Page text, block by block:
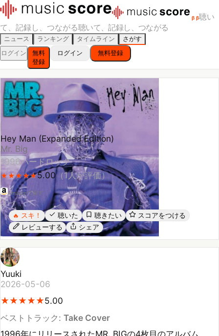
β β聴い
て、記録し、つながる聴いて、記録し、つながる
ニュース ランキング タイムライン
さがす
ログイン
無料
登録
ログイン 無料登録
Hey Man (Expanded Edition)
Mr. Big
1996ハードロック
★
★★
★★
★★
★★
★5.00（1人が評価）
Amazonで探す
🔥スキ！ 聴いた 聴きたい
スコアをつける
レビューする
シェア
Yuuki
2026-05-06
★
★★
★★
★
『Hey Man』は、バンドのキャリアにおける重大な転換
点となる作品である。初期の「超絶技巧の応酬」というス